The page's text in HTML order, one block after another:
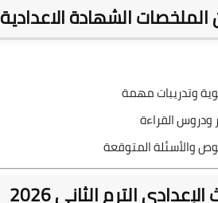
الشهادة الاعدادية
وتدريبات مهمة
ودروس القراءة
والأسئلة المتوقعة
الترم الثاني 2026